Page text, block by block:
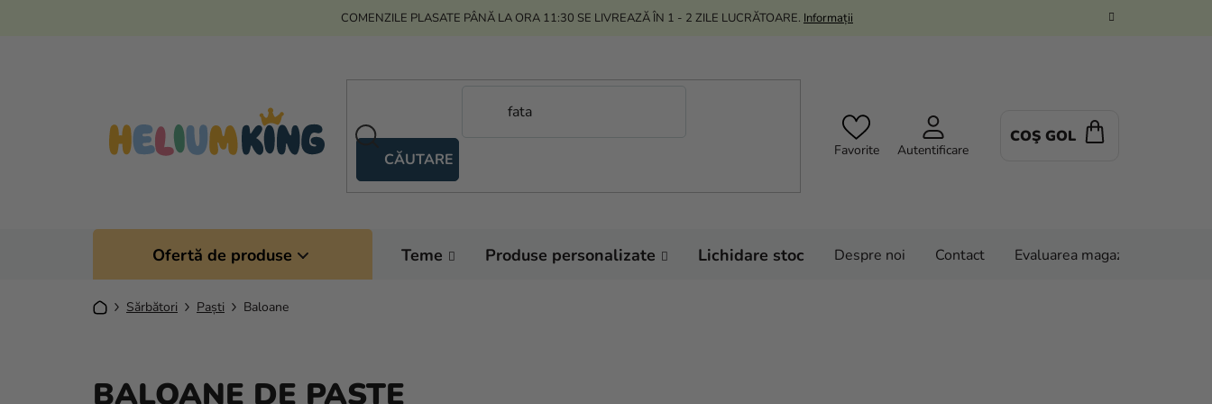
COMENZILE PLASATE PÂNĂ LA ORA 11:30 SE LIVREAZĂ ÎN 1 - 2 ZILE LUCRĂTOARE. Informații
CĂUTARE Favorite Autentificare
COŞ GOL
Ofertă de produse Teme Produse personalizate Lichidare stoc Despre noi Contact Evaluarea magazinului
Acasă Sărbători Paști Baloane
BALOANE DE PAȘTE